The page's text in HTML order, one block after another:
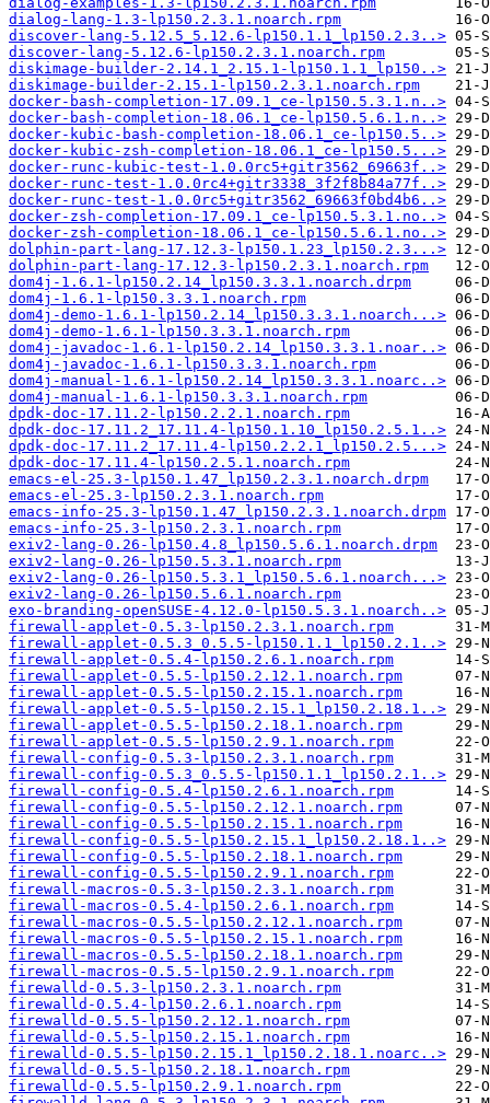
dialog-lang-1.3-lp150.2.3.1.noarch.rpm
discover-lang-5.12.5_5.12.6-lp150.1.1_lp150.2.3..>
discover-lang-5.12.6-lp150.2.3.1.noarch.rpm
diskimage-builder-2.14.1_2.15.1-lp150.1.1_lp150..>
diskimage-builder-2.15.1-lp150.2.3.1.noarch.rpm
docker-bash-completion-17.09.1_ce-lp150.5.3.1.n..>
docker-bash-completion-18.06.1_ce-lp150.5.6.1.n..>
docker-kubic-bash-completion-18.06.1_ce-lp150.5..>
docker-kubic-zsh-completion-18.06.1_ce-lp150.5...>
docker-runc-kubic-test-1.0.0rc5+gitr3562_69663f..>
docker-runc-test-1.0.0rc4+gitr3338_3f2f8b84a77f..>
docker-runc-test-1.0.0rc5+gitr3562_69663f0bd4b6..>
docker-zsh-completion-17.09.1_ce-lp150.5.3.1.no..>
docker-zsh-completion-18.06.1_ce-lp150.5.6.1.no..>
dolphin-part-lang-17.12.3-lp150.1.23_lp150.2.3...>
dolphin-part-lang-17.12.3-lp150.2.3.1.noarch.rpm
dom4j-1.6.1-lp150.2.14_lp150.3.3.1.noarch.drpm
dom4j-1.6.1-lp150.3.3.1.noarch.rpm
dom4j-demo-1.6.1-lp150.2.14_lp150.3.3.1.noarch...>
dom4j-demo-1.6.1-lp150.3.3.1.noarch.rpm
dom4j-javadoc-1.6.1-lp150.2.14_lp150.3.3.1.noar..>
dom4j-javadoc-1.6.1-lp150.3.3.1.noarch.rpm
dom4j-manual-1.6.1-lp150.2.14_lp150.3.3.1.noarc..>
dom4j-manual-1.6.1-lp150.3.3.1.noarch.rpm
dpdk-doc-17.11.2-lp150.2.2.1.noarch.rpm
dpdk-doc-17.11.2_17.11.4-lp150.1.10_lp150.2.5.1..>
dpdk-doc-17.11.2_17.11.4-lp150.2.2.1_lp150.2.5...>
dpdk-doc-17.11.4-lp150.2.5.1.noarch.rpm
emacs-el-25.3-lp150.1.47_lp150.2.3.1.noarch.drpm
emacs-el-25.3-lp150.2.3.1.noarch.rpm
emacs-info-25.3-lp150.1.47_lp150.2.3.1.noarch.drpm
emacs-info-25.3-lp150.2.3.1.noarch.rpm
exiv2-lang-0.26-lp150.4.8_lp150.5.6.1.noarch.drpm
exiv2-lang-0.26-lp150.5.3.1.noarch.rpm
exiv2-lang-0.26-lp150.5.3.1_lp150.5.6.1.noarch...>
exiv2-lang-0.26-lp150.5.6.1.noarch.rpm
exo-branding-openSUSE-4.12.0-lp150.5.3.1.noarch..>
firewall-applet-0.5.3-lp150.2.3.1.noarch.rpm
firewall-applet-0.5.3_0.5.5-lp150.1.1_lp150.2.1..>
firewall-applet-0.5.4-lp150.2.6.1.noarch.rpm
firewall-applet-0.5.5-lp150.2.12.1.noarch.rpm
firewall-applet-0.5.5-lp150.2.15.1.noarch.rpm
firewall-applet-0.5.5-lp150.2.15.1_lp150.2.18.1..>
firewall-applet-0.5.5-lp150.2.18.1.noarch.rpm
firewall-applet-0.5.5-lp150.2.9.1.noarch.rpm
firewall-config-0.5.3-lp150.2.3.1.noarch.rpm
firewall-config-0.5.3_0.5.5-lp150.1.1_lp150.2.1..>
firewall-config-0.5.4-lp150.2.6.1.noarch.rpm
firewall-config-0.5.5-lp150.2.12.1.noarch.rpm
firewall-config-0.5.5-lp150.2.15.1.noarch.rpm
firewall-config-0.5.5-lp150.2.15.1_lp150.2.18.1..>
firewall-config-0.5.5-lp150.2.18.1.noarch.rpm
firewall-config-0.5.5-lp150.2.9.1.noarch.rpm
firewall-macros-0.5.3-lp150.2.3.1.noarch.rpm
firewall-macros-0.5.4-lp150.2.6.1.noarch.rpm
firewall-macros-0.5.5-lp150.2.12.1.noarch.rpm
firewall-macros-0.5.5-lp150.2.15.1.noarch.rpm
firewall-macros-0.5.5-lp150.2.18.1.noarch.rpm
firewall-macros-0.5.5-lp150.2.9.1.noarch.rpm
firewalld-0.5.3-lp150.2.3.1.noarch.rpm
firewalld-0.5.4-lp150.2.6.1.noarch.rpm
firewalld-0.5.5-lp150.2.12.1.noarch.rpm
firewalld-0.5.5-lp150.2.15.1.noarch.rpm
firewalld-0.5.5-lp150.2.15.1_lp150.2.18.1.noarc..>
firewalld-0.5.5-lp150.2.18.1.noarch.rpm
firewalld-0.5.5-lp150.2.9.1.noarch.rpm